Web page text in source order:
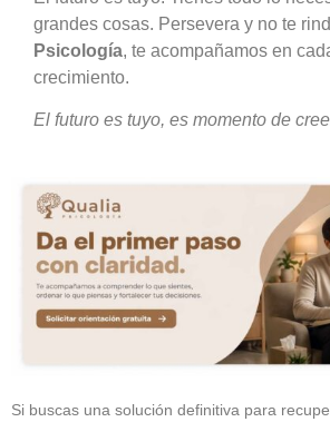
grandes cosas. Persevera y no te
Psicología, te acompañamos en
crecimiento.
El futuro es tuyo, es momento de
Si buscas una solución definitiva para